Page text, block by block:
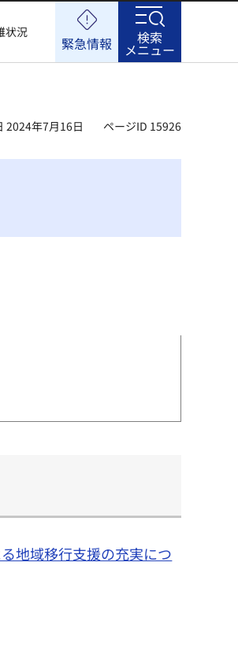
状況
緊急情報 検索
メニュー
2024年7月16日 ページID 15926
地域移行支援の充実につ